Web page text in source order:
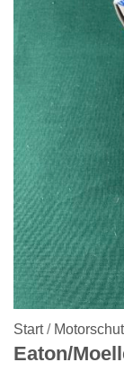
Start /
Eaton/